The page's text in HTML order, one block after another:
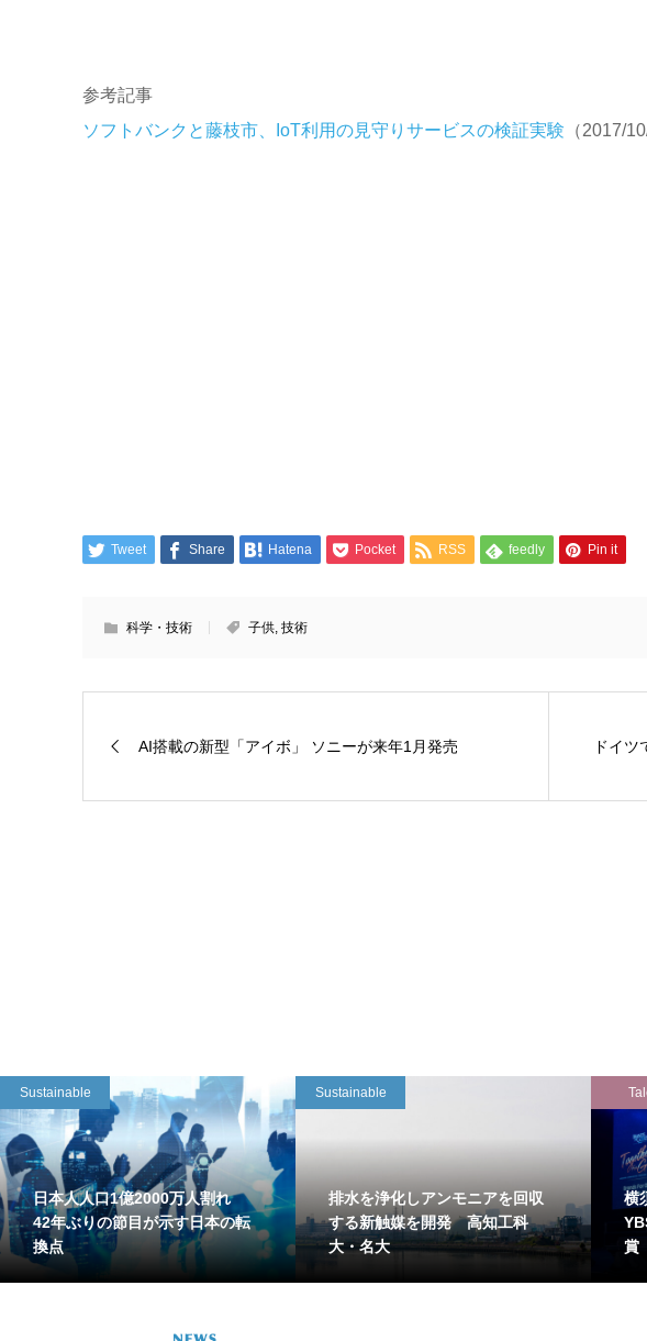
参考記事
ソフトバンクと藤枝市、IoT利用の見守りサービスの検証実験 （2017/
Tweet Share Hatena Pocket RSS feedly Pin it
科学・技術 子供, 技術
AI搭載の新型「アイボ」 ソニーが来年1月発売 ドイツ
Sustainable
日本人人口1億2000万人割れ
42年ぶりの節目が示す日本の転
換点
Sustainable
排水を浄化しアンモニアを回収
する新触媒を開発 高知工科
大・名大
横
賞